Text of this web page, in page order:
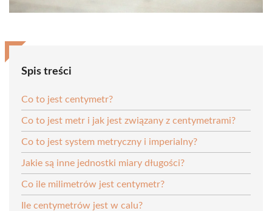
Spis treści
Co to jest centymetr?
Co to jest metr i jak jest związany z centymetrami?
Co to jest system metryczny i imperialny?
Jakie są inne jednostki miary długości?
Co ile milimetrów jest centymetr?
Ile centymetrów jest w calu?